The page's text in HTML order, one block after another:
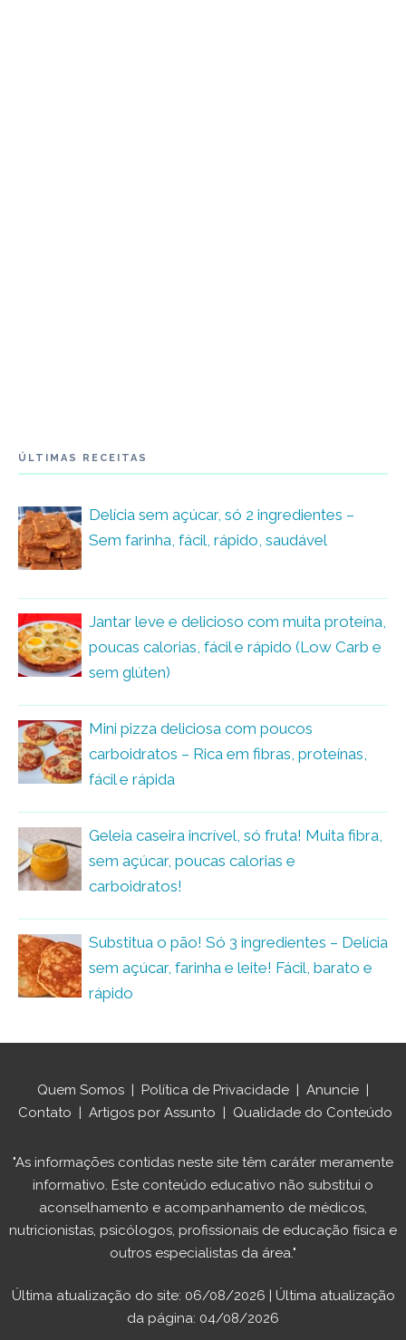
ÚLTIMAS RECEITAS
Delícia sem açúcar, só 2 ingredientes –
Sem farinha, fácil, rápido, saudável
Jantar leve e delicioso com muita proteína,
poucas calorias, fácil e rápido (Low Carb e
sem glúten)
Mini pizza deliciosa com poucos
carboidratos – Rica em fibras, proteínas,
fácil e rápida
Geleia caseira incrível, só fruta! Muita fibra,
sem açúcar, poucas calorias e
carboidratos!
Substitua o pão! Só 3 ingredientes – Delícia
sem açúcar, farinha e leite! Fácil, barato e
rápido
Quem Somos | Política de Privacidade | Anuncie |
Contato | Artigos por Assunto | Qualidade do Conteúdo
"As informações contidas neste site têm caráter meramente
informativo. Este conteúdo educativo não substitui o
aconselhamento e acompanhamento de médicos,
nutricionistas, psicólogos, profissionais de educação física e
outros especialistas da área."
Última atualização do site: 06/08/2026 | Última atualização
da página: 04/08/2026